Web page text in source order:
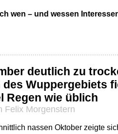
wen – und wessen
deutlich zu
des Wuppergebiets
Regen wie üblich
Felix Morgenstern
nassen Oktober zeigte